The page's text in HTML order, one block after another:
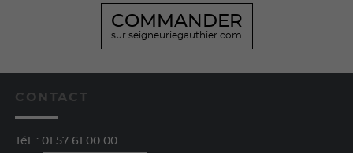
COMMANDER
sur seigneuriegauthier.com
CONTACT
Tél. : 01 57 61 00 00